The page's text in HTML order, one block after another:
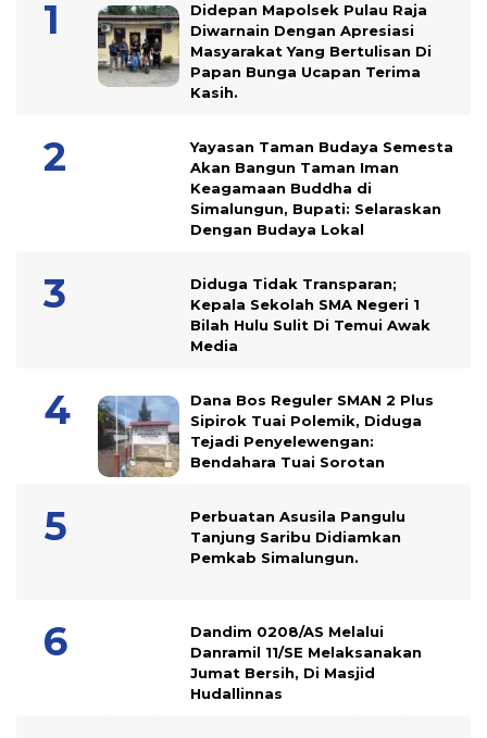
Didepan Mapolsek Pulau Raja
Diwarnain Dengan Apresiasi
Masyarakat Yang Bertulisan Di
Papan Bunga Ucapan Terima
Kasih.
Yayasan Taman Budaya Semesta
Akan Bangun Taman Iman
Keagamaan Buddha di
Simalungun, Bupati: Selaraskan
Dengan Budaya Lokal
Diduga Tidak Transparan;
Kepala Sekolah SMA Negeri 1
Bilah Hulu Sulit Di Temui Awak
Media
Dana Bos Reguler SMAN 2 Plus
Sipirok Tuai Polemik, Diduga
Tejadi Penyelewengan:
Bendahara Tuai Sorotan
Perbuatan Asusila Pangulu
Tanjung Saribu Didiamkan
Pemkab Simalungun.
Dandim 0208/AS Melalui
Danramil 11/SE Melaksanakan
Jumat Bersih, Di Masjid
Hudallinnas